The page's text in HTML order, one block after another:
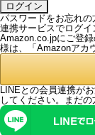
ログイン
パスワードをお忘れの
連携サービスでログイ
Amazon.co.jpにご登
様は、「Amazonアカ
LINEとの会員連携が
してください。まだの